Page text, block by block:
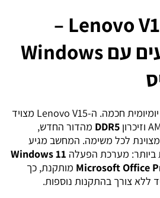
מחשב נייד Lenovo V15 –
יעילות וביצועים עם Windows
השותף האידיאלי לעבודה יומיומית חכמה. ה-Lenovo V15 מצויד
DDR5 מהדור החדש,
לכל משימה. המחשב מגיע
ביותר: מערכת הפעלה Windows 11
Microsoft Office מותקנת, כך
ללא צורך בהתקנות נוספות.